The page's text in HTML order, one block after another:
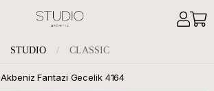
STUDIO / CLASSIC
Akbeniz Fantazi Gecelik 4164